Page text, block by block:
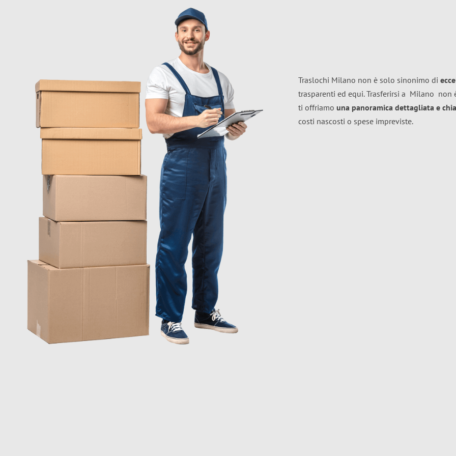
Traslochi Milano non è solo sinonimo di
trasparenti ed equi. Trasferirsi a Milano non
ti offriamo una panoramica dettagliata e
costi nascosti o spese impreviste.